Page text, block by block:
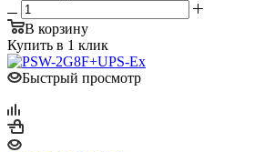
В корзину
Купить в 1 клик
Быстрый просмотр